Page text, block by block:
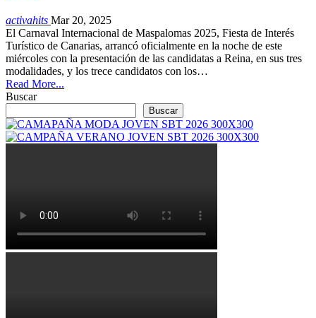
activahits Mar 20, 2025
El Carnaval Internacional de Maspalomas 2025, Fiesta de Interés
Turístico de Canarias, arrancó oficialmente en la noche de este
miércoles con la presentación de las candidatas a Reina, en sus tres
modalidades, y los trece candidatos con los…
Read More...
Buscar
Buscar